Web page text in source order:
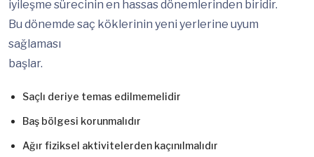
iyileşme sürecinin en hassas dönemlerinden biridir.
Bu dönemde saç köklerinin yeni yerlerine uyum
sağlaması
başlar.
Saçlı deriye temas edilmemelidir
Baş bölgesi korunmalıdır
Ağır fiziksel aktivitelerden kaçınılmalıdır